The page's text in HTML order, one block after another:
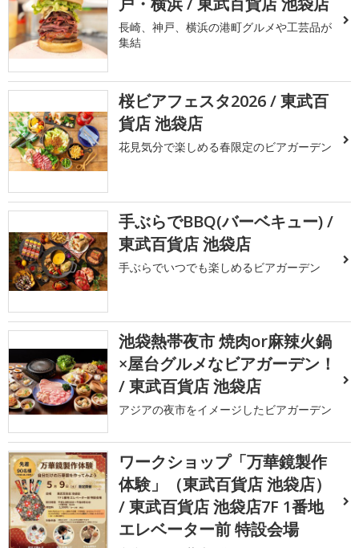
長崎、神戸、横浜の港町グルメや工芸品が
集結
桜ビアフェスタ2026 / 東武百
貨店 池袋店
花見気分で楽しめる春限定のビアガーデン
手ぶらでBBQ(バーベキュー) /
東武百貨店 池袋店
手ぶらでいつでも楽しめるビアガーデン
池袋熱帯夜市 焼肉or麻辣火鍋
×屋台グルメなビアガーデン！
/ 東武百貨店 池袋店
アジアの夜市をイメージしたビアガーデン
ワークショップ「万華鏡製作
体験」（東武百貨店 池袋店）
/ 東武百貨店 池袋店7F 1番地
エレベーター前 特設会場